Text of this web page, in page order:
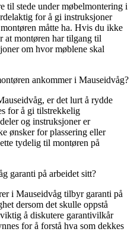
til stede under møbelmontering i
for å gi instruksjoner
måtte ha. Hvis du ikke
at montøren har tilgang til
om hvor møblene skal
ankommer i Mauseidvåg?
er det lurt å rydde
for å gi tilstrekkelig
og instruksjoner er
ønsker for plassering eller
tydelig til montøren på
garanti på arbeidet sitt?
i Mauseidvåg tilbyr garanti på
dersom det skulle oppstå
å diskutere garantivilkår
for å forstå hva som dekkes